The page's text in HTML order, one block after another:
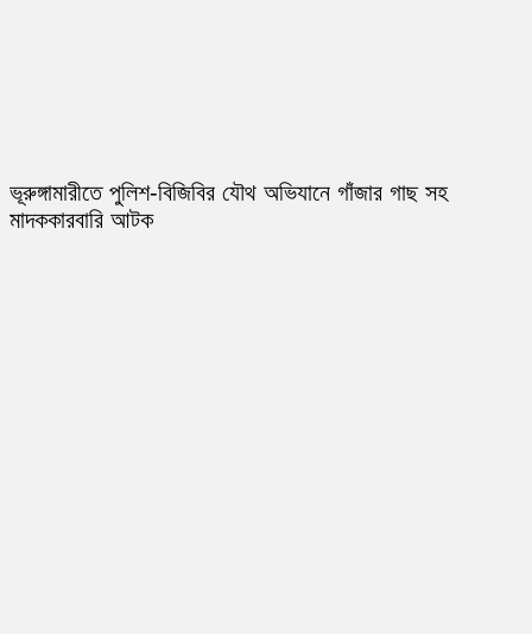
ভূরুঙ্গামারীতে পুলিশ-বিজিবির যৌথ অভিযানে গাঁজার গাছ সহ
মাদককারবারি আটক